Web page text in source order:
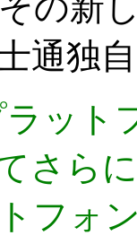
通独
ット
さら
フォ